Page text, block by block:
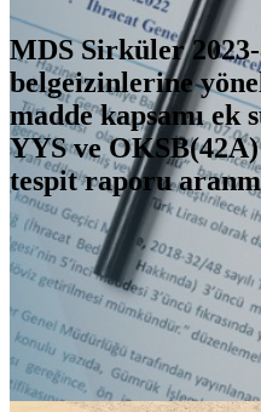
MDS Sirküler
belgeizinlerine
madde kapsamı ek
YYS ve
tespit raporu